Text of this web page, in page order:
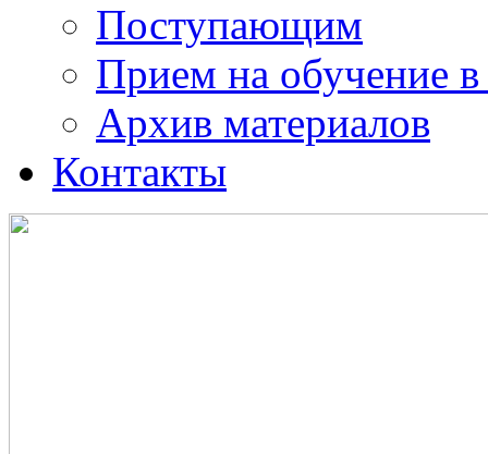
Поступающим
Прием на обучение в
Архив материалов
Контакты